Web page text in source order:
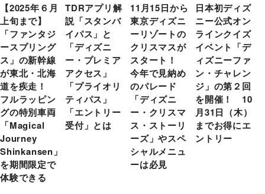
【2025年６月
上旬まで】
「ファンタジ
ースプリング
ス」の新幹線
が東北・北海
道を疾走！
フルラッピン
グの特別車両
「Magical
Journey
Shinkansen」
を期間限定で
体験できる
TDRアプリ解
説「スタンバ
イパス」と
「ディズニ
ー・プレミア
アクセス」
「プライオリ
ティパス」
「エントリー
受付」とは
11月15日から
東京ディズニ
ーリゾートの
クリスマスが
スタート！
今年で見納め
のパレード
「ディズニ
ー・クリスマ
ス・ストーリ
ーズ」やスペ
シャルメニュ
ーは必見
日本初ディズ
ニー公式オン
ラインクイズ
イベント「デ
ィズニーファ
ン・チャレン
ジ」の第２回
を開催！ 10
月31日（木）
までお得にエ
ントリー